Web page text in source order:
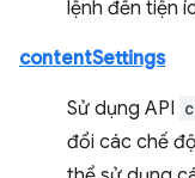
lệnh đến tiện
contentSettings
Sử dụng API
đổi các chế